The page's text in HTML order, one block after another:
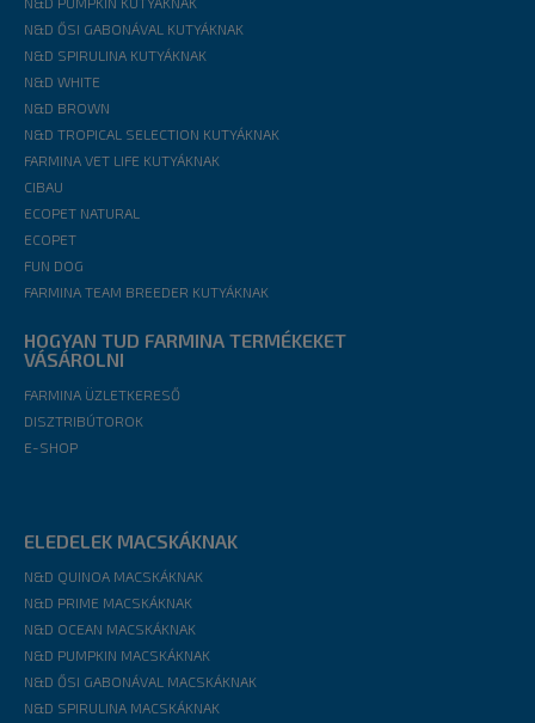
N&D ŐSI GABONÁVAL KUTYÁKNAK
N&D SPIRULINA KUTYÁKNAK
N&D WHITE
N&D BROWN
N&D TROPICAL SELECTION KUTYÁKNAK
FARMINA VET LIFE KUTYÁKNAK
CIBAU
ECOPET NATURAL
ECOPET
FUN DOG
FARMINA TEAM BREEDER KUTYÁKNAK
HOGYAN TUD FARMINA TERMÉKEKET
VÁSÁROLNI
FARMINA ÜZLETKERESŐ
DISZTRIBÚTOROK
E-SHOP
ELEDELEK MACSKÁKNAK
N&D QUINOA MACSKÁKNAK
N&D PRIME MACSKÁKNAK
N&D OCEAN MACSKÁKNAK
N&D PUMPKIN MACSKÁKNAK
N&D ŐSI GABONÁVAL MACSKÁKNAK
N&D SPIRULINA MACSKÁKNAK